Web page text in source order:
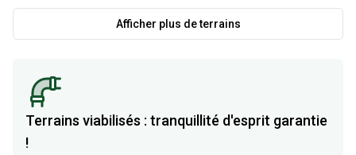
Afficher plus de terrains
Terrains viabilisés : tranquillité d'esprit garantie
!